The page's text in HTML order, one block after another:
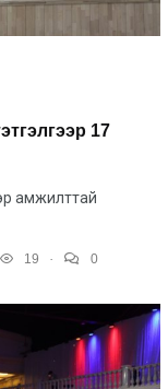
17
амжилттай
19 . 0